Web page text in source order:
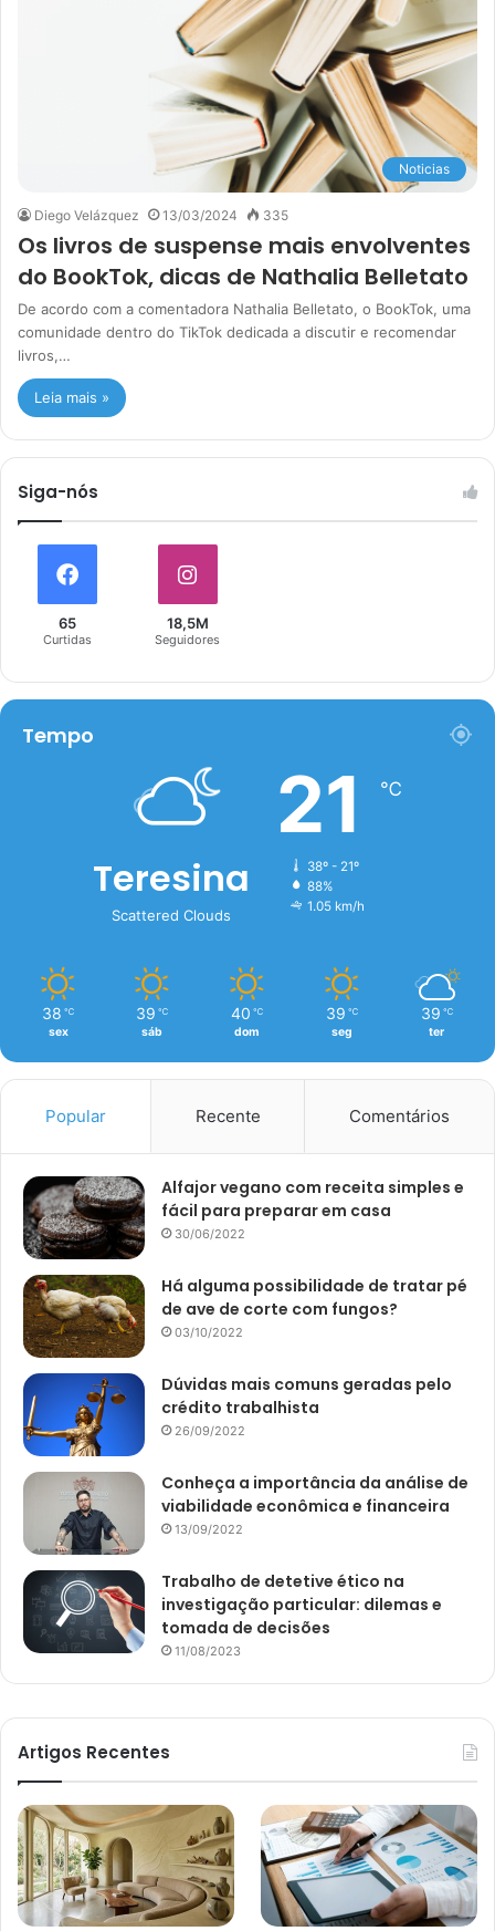
Noticias
Diego Velázquez 13/03/2024 335
Os livros de suspense mais envolventes
do BookTok, dicas de Nathalia Belletato
De acordo com a comentadora Nathalia Belletato, o BookTok, uma
comunidade dentro do TikTok dedicada a discutir e recomendar
livros,…
Leia mais »
Siga-nós
65
Curtidas
18,5M
Seguidores
Tempo
Teresina
Scattered Clouds
21 ℃
38º - 21º
88%
1.05 km/h
38 ℃
sex
39 ℃
sáb
40 ℃
dom
39 ℃
seg
39 ℃
ter
Popular Recente Comentários
Alfajor vegano com receita simples e
fácil para preparar em casa
30/06/2022
Há alguma possibilidade de tratar pé
de ave de corte com fungos?
03/10/2022
Dúvidas mais comuns geradas pelo
crédito trabalhista
26/09/2022
Conheça a importância da análise de
viabilidade econômica e financeira
13/09/2022
Trabalho de detetive ético na
investigação particular: dilemas e
tomada de decisões
11/08/2023
Artigos Recentes